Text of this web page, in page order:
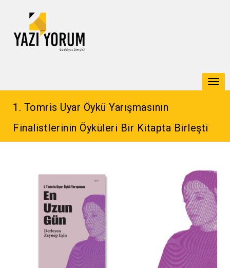
1. Tomris Uyar Öykü Yarışmasının
Finalistlerinin Öyküleri Bir Kitapta Birleşti